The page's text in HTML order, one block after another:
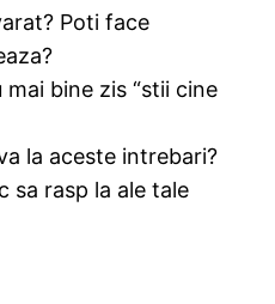
Poti face
mai bine zis “stii cine
la aceste intrebari?
sa rasp la ale tale